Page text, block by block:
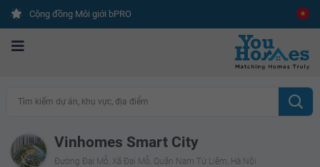
Cộng đồng Môi giới bPRO
Tìm kiếm dự án, khu vực, địa điểm
Vinhomes Smart City
Đường Đại Mỗ, Xã Đại Mỗ, Quận Nam Từ Liêm, Hà Nội